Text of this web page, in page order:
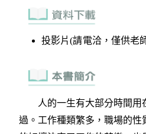
投影片(請電洽，僅供老